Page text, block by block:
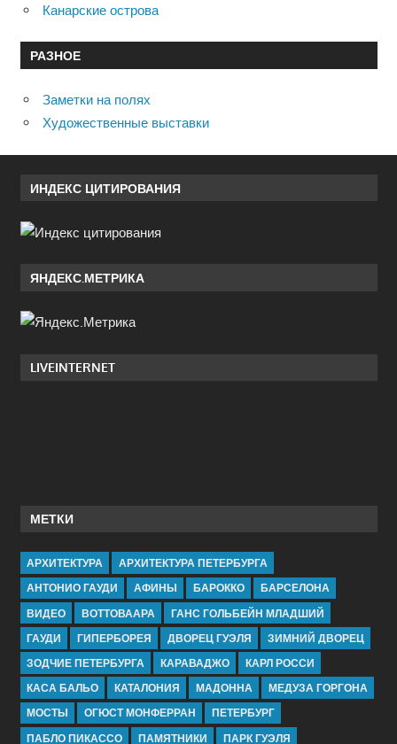
Канарские острова
РАЗНОЕ
Заметки на полях
Художественные выставки
ИНДЕКС ЦИТИРОВАНИЯ
ЯНДЕКС.МЕТРИКА
LIVEINTERNET
МЕТКИ
АРХИТЕКТУРА
АРХИТЕКТУРА ПЕТЕРБУРГА
АНТОНИО ГАУДИ
АФИНЫ БАРОККО
БАРСЕЛОНА
ВИДЕО
ВОТТОВААРА
ГАНС ГОЛЬБЕЙН МЛАДШИЙ
ГАУДИ
ГИПЕРБОРЕЯ ДВОРЕЦ ГУЭЛЯ
ЗИМНИЙ ДВОРЕЦ
ЗОДЧИЕ ПЕТЕРБУРГА
КАРАВАДЖО
КАРЛ РОССИ
КАСА БАЛЬО
КАТАЛОНИЯ МАДОННА
МЕДУЗА ГОРГОНА
МОСТЫ
ОГЮСТ МОНФЕРРАН
ПЕТЕРБУРГ
ПАБЛО ПИКАССО
ПАМЯТНИКИ ПАРК ГУЭЛЯ